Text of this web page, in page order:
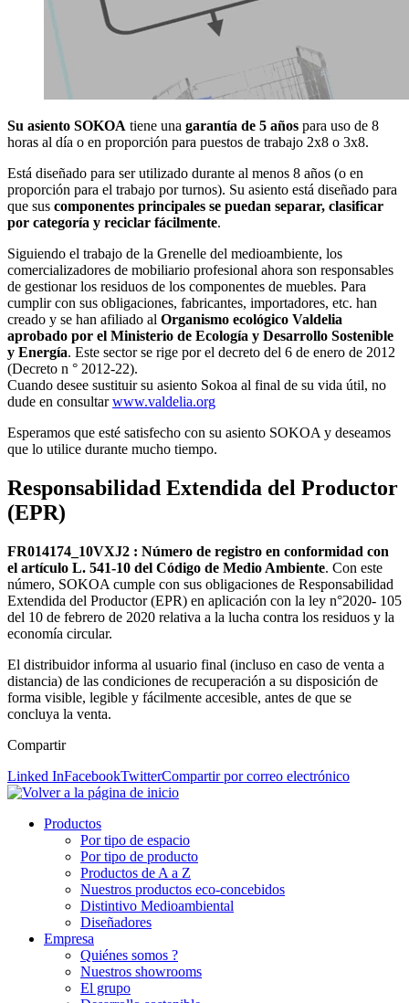
Su asiento SOKOA tiene una garantía de 5 años para uso de 8
horas al día o en proporción para puestos de trabajo 2x8 o 3x8.
Está diseñado para ser utilizado durante al menos 8 años (o en
proporción para el trabajo por turnos). Su asiento está diseñado para
que sus componentes principales se puedan separar, clasificar
por categoría y reciclar fácilmente.
Siguiendo el trabajo de la Grenelle del medioambiente, los
comercializadores de mobiliario profesional ahora son responsables
de gestionar los residuos de los componentes de muebles. Para
cumplir con sus obligaciones, fabricantes, importadores, etc. han
creado y se han afiliado al Organismo ecológico Valdelia
aprobado por el Ministerio de Ecología y Desarrollo Sostenible
y Energía. Este sector se rige por el decreto del 6 de enero de 2012
(Decreto n ° 2012-22).
Cuando desee sustituir su asiento Sokoa al final de su vida útil, no
dude en consultarwww.valdelia.org
Esperamos que esté satisfecho con su asiento SOKOA y deseamos
que lo utilice durante mucho tiempo.
Responsabilidad Extendida del Productor
(EPR)​
FR014174_10VXJ2 : Número de registro en conformidad con
el artículo L. 541-10 del Código de Medio Ambiente. Con este
número, SOKOA cumple con sus obligaciones de Responsabilidad
Extendida del Productor (EPR) en aplicación con la ley n°2020- 105
del 10 de febrero de 2020 relativa a la lucha contra los residuos y la
economía circular.
El distribuidor informa al usuario final (incluso en caso de venta a
distancia) de las condiciones de recuperación a su disposición de
forma visible, legible y fácilmente accesible, antes de que se
concluya la venta.
Compartir
Linked InFacebookTwitterCompartir por correo electrónico
Productos
Por tipo de espacio
Por tipo de producto
Productos de A a Z
Nuestros productos eco-concebidos
Distintivo Medioambiental
Diseñadores
Empresa
Quiénes somos ?
Nuestros showrooms
El grupo